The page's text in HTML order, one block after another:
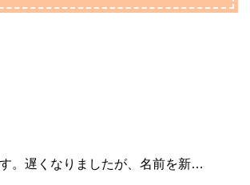
。遅くなりましたが、名前を新…